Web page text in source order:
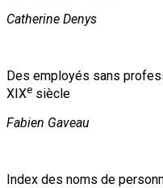
Catherine Denys
Des employés sans
XIXe siècle
Fabien Gaveau
Index des noms de